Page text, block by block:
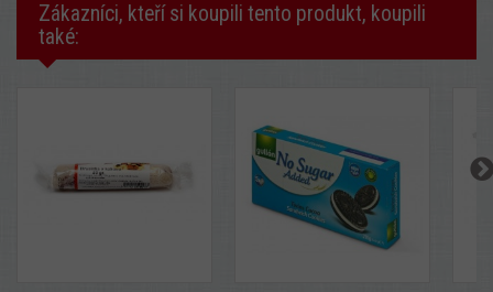
Zákazníci, kteří si koupili tento produkt, koupili
také: